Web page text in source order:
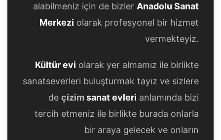
alabilmeniz için de bizler Anadolu Sanat
Merkezi olarak profesyonel bir hizmet
vermekteyiz.
Kültür evi olarak yer almamız ile birlikte
sanatseverleri buluşturmak tayız ve sizlere
de çizimsanat evleri anlamında bizi
tercih etmeniz ile birlikte burada onlarla
bir araya gelecek ve onların